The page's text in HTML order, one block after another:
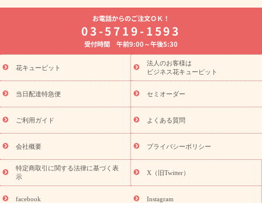
よく贈られる花
お祝いの花特集
誕生日フラワーギフト特集
8月の誕生花(トルコキキョウ)
開店・開業祝い
お供え・お悔やみ お供え・お悔やみの花
通夜・葬儀に贈る花 胡蝶蘭・花鉢
ーブドフラワー
季節のイベント
ひまわり ギフト・プレゼント
特集
お盆 花（新盆・初盆） 季節のイベント
お盆 花（新
盆・初盆）
お盆 花（新盆・初盆）
お盆・お供え 花とセットギ
フト
お盆・お供え プリザーブドフラワー
ひまわり ギフト・プ
レゼント特集
夏の花贈り・お中元・暑中見舞い 花のギフト特集
敬老の日におくる花ギフト・プレゼント特集
花ギフト・プレゼント特集
敬老の日 花のおすすめランキング
敬
老の日 花鉢植えのギフト・プレゼント特集
敬老の日 花とセットギ
フト・プレゼント特集
敬老の日の花 全てのギフト一覧
キャン
ペーン
映画『ウォーターガーディアンズ』コラボキャンペーン
「きょう誕生日なんです」キャンペーン
誕生日の花を探す
誕生日フラワーギフト 誕生日フラワーギフト特集
お電話からのご注文ＯＫ！
03-5719-1593
受付時間 午前9:00～午後5:30
花キューピット
法人のお客様は
ビジネス花キューピット
当日配達特急便 セミオーダー
ご利用ガイド よくある質問
会社概要 プライバシーポリシー
特定商取引に関する法律に基づく表
示
X（旧Twitter）
facebook Instagram